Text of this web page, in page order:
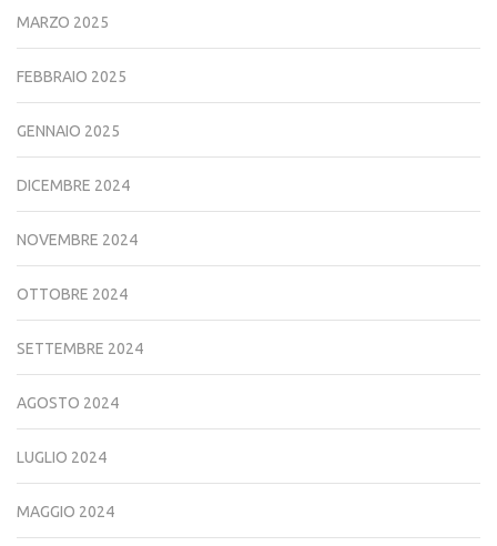
MARZO 2025
FEBBRAIO 2025
GENNAIO 2025
DICEMBRE 2024
NOVEMBRE 2024
OTTOBRE 2024
SETTEMBRE 2024
AGOSTO 2024
LUGLIO 2024
MAGGIO 2024